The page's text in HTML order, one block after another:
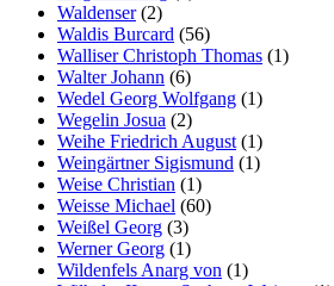
Waldenser(2)
Waldis Burcard (56)
Walliser Christoph Thomas (1)
Walter Johann (6)
Wedel Georg Wolfgang (1)
Wegelin Josua (2)
Weihe Friedrich August (1)
Weingärtner Sigismund (1)
Weise Christian (1)
Weisse Michael (60)
Weißel Georg (3)
Werner Georg (1)
Wildenfels Anarg von (1)